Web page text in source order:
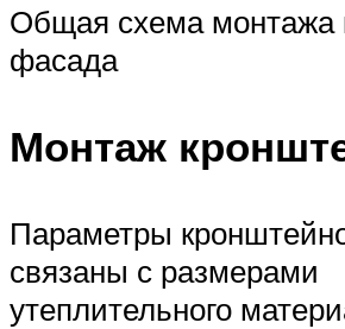
Общая схема монтажа
фасада
Монтаж
Параметры
связаны с размерами
утеплительного